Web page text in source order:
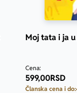
Moj tata i ja
Cena:
599,00RSD
Članska cena i do: